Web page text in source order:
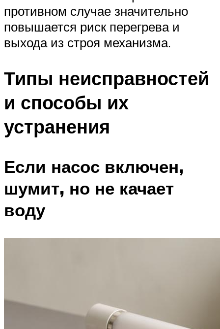
противном случае значительно
повышается риск перегрева и
выхода из строя механизма.
Типы неисправностей
и способы их
устранения
Если насос включен,
шумит, но не качает
воду